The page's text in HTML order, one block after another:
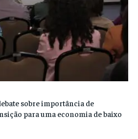
sobre importância de
para uma economia de baixo